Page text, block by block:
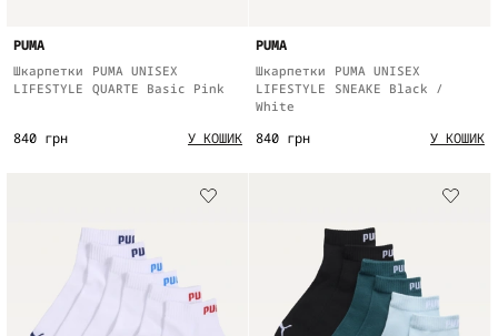
PUMA
Шкарпетки PUMA UNISEX
LIFESTYLE QUARTE Basic Pink
840 грн У КОШИК
PUMA
Шкарпетки PUMA UNISEX
LIFESTYLE SNEAKE Black /
White
840 грн У КОШИК